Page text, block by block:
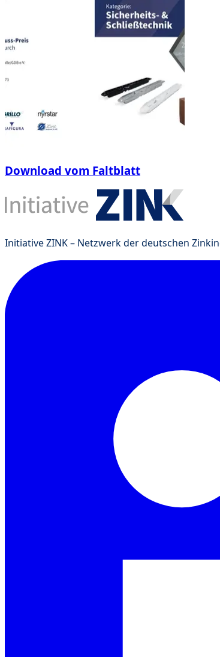
Download vom Faltblatt
Initiative ZINK – Netzwerk der deutschen